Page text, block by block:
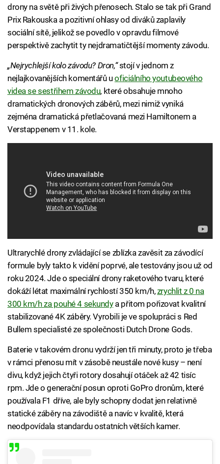
drony na světě při živých přenosech. Stalo se tak při Grand
Prix Rakouska a pozitivní ohlasy od diváků zaplavily
sociální sítě, jelikož se povedlo v opravdu filmové
perspektivě zachytit ty nejdramatičtější momenty závodu.
„Nejrychlejší kolo závodu? Dron,“stojí v jednom z
nejlajkovanějších komentářů uoficiálního youtubeového
videa se sestřihem závodu, které obsahuje mnoho
dramatických dronových záběrů, mezi nimiž vyniká
zejména dramatická přetlačovaná mezi Hamiltonem a
Verstappenem v 11. kole.
Ultrarychlé drony zvládající se zblízka zavěsit za závodící
formule byly takto k vidění poprvé, ale testovány jsou už od
roku 2024. Jde o speciální drony raketového tvaru, které
dokáží létat maximální rychlostí 350 km/h,zrychlit z 0 na
300 km/h za pouhé 4 sekundya přitom pořizovat kvalitní
stabilizované 4K záběry. Vyrobili je ve spolupráci s Red
Bullem specialisté ze společnosti Dutch Drone Gods.
Baterie v takovém dronu vydrží jen tři minuty, proto je třeba
v rámci přenosu mít v zásobě neustále nové kusy – není
divu, když jejich čtyři rotory dosahují otáček až 42 tisíc
rpm. Jde o generační posun oproti GoPro dronům, které
používala F1 dříve, ale byly schopny dodat jen relativně
statické záběry na závodiště a navíc v kvalitě, která
neodpovídala standardu ostatních větších kamer.